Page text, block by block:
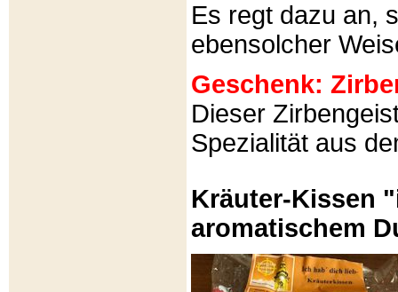
Es regt dazu an,
ebensolcher
Geschenk:
Dieser
Spezialität aus
Kräuter-Kissen
aromatischem